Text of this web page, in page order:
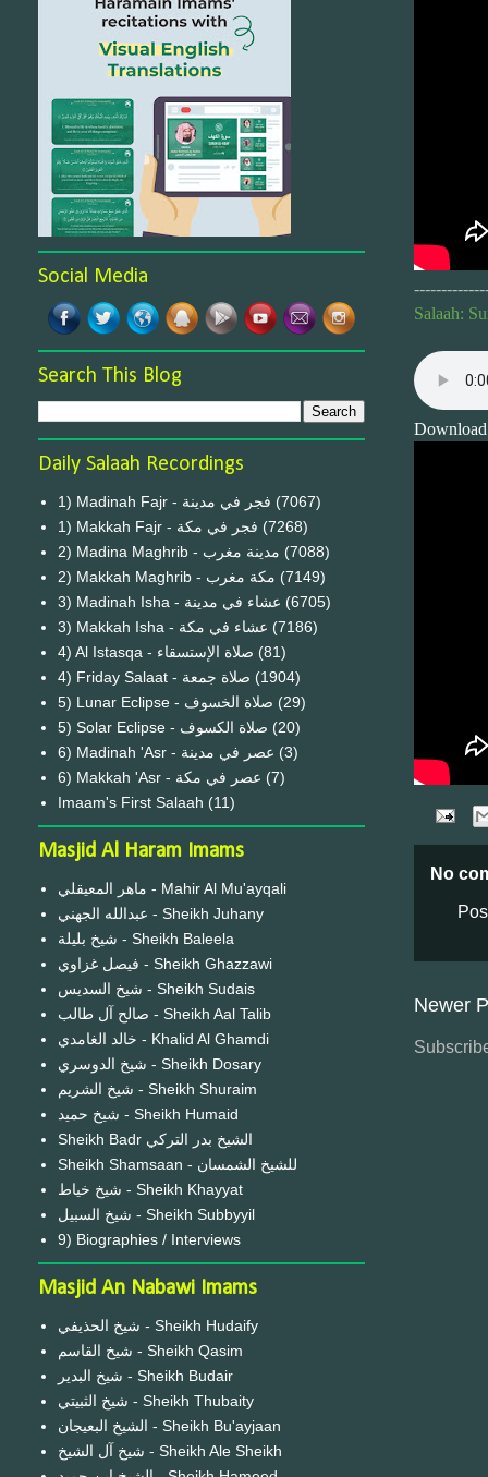
Salaah:
No
Newer
Social Media
Search This Blog
Daily Salaah Recordings
1) Madinah Fajr - فجر في مدينة (7067)
1) Makkah Fajr - فجر في مكة (7268)
2) Madina Maghrib - مدينة مغرب (7088)
2) Makkah Maghrib - مكة مغرب (7149)
3) Madinah Isha - عشاء في مدينة (6705)
3) Makkah Isha - عشاء في مكة (7186)
4) Al Istasqa - صلاة الإستسقاء (81)
4) Friday Salaat - صلاة جمعة (1904)
5) Lunar Eclipse - صلاة الخسوف (29)
(20)
6) Madinah 'Asr - عصر في مدينة (3)
6) Makkah 'Asr - عصر في مكة (7)
Imaam's First Salaah (11)
Masjid Al Haram Imams
ماهر المعيقلي - Mahir Al Mu'ayqali
عبدالله الجهني - Sheikh Juhany
شيخ بليلة - Sheikh Baleela
فيصل غزاوي - Sheikh Ghazzawi
شيخ السديس - Sheikh Sudais
صالح آل طالب - Sheikh Aal Talib
خالد الغامدي - Khalid Al Ghamdi
شيخ الدوسري - Sheikh Dosary
شيخ الشريم - Sheikh Shuraim
شيخ حميد - Sheikh Humaid
Sheikh Badr الشيخ بدر التركي
Sheikh Shamsaan - للشيخ الشمسان
شيخ خياط - Sheikh Khayyat
شيخ السبيل - Sheikh Subbyyil
9) Biographies / Interviews
Masjid An Nabawi Imams
شيخ الحذيفي - Sheikh Hudaify
شيخ القاسم - Sheikh Qasim
شيخ البدير - Sheikh Budair
شيخ الثبيتي - Sheikh Thubaity
الشيخ البعيجان - Sheikh Bu'ayjaan
شيخ آل الشيخ - Sheikh Ale Sheikh